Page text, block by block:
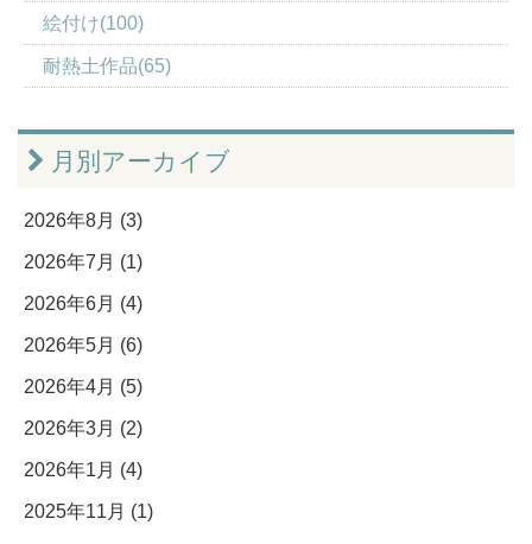
絵付け(100)
耐熱土作品(65)
月別アーカイブ
2026年8月 (3)
2026年7月 (1)
2026年6月 (4)
2026年5月 (6)
2026年4月 (5)
2026年3月 (2)
2026年1月 (4)
2025年11月 (1)